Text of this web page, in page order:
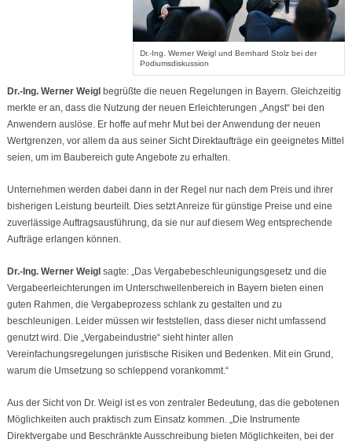
Dr.-Ing. Werner Weigl und Bernhard Stolz bei der
Podiumsdiskussion
Dr.-Ing. Werner Weigl begrüßte die neuen Regelungen in Bayern. Gleichzeitig
merkte er an, dass die Nutzung der neuen Erleichterungen „Angst“ bei den
Anwendern auslöse. Er hoffe auf mehr Mut bei der Anwendung der neuen
Wertgrenzen, vor allem da aus seiner Sicht Direktaufträge ein geeignetes Mittel
seien, um im Baubereich gute Angebote zu erhalten.
Unternehmen werden dabei dann in der Regel nur nach dem Preis und ihrer
bisherigen Leistung beurteilt. Dies setzt Anreize für günstige Preise und eine
zuverlässige Auftragsausführung, da sie nur auf diesem Weg entsprechende
Aufträge erlangen können.
Dr.-Ing. Werner Weigl sagte: „Das Vergabebeschleunigungsgesetz und die
Vergabeerleichterungen im Unterschwellenbereich in Bayern bieten einen
guten Rahmen, die Vergabeprozess schlank zu gestalten und zu
beschleunigen. Leider müssen wir feststellen, dass dieser nicht umfassend
genutzt wird. Die „Vergabeindustrie“ sieht hinter allen
Vereinfachungsregelungen juristische Risiken und Bedenken. Mit ein Grund,
warum die Umsetzung so schleppend vorankommt.“
Aus der Sicht von Dr. Weigl ist es von zentraler Bedeutung, das die gebotenen
Möglichkeiten auch praktisch zum Einsatz kommen. „Die Instrumente
Direktvergabe und Beschränkte Ausschreibung bieten Möglichkeiten, bei der